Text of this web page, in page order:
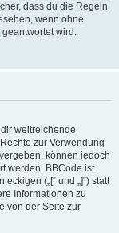
dass du die Regeln
wenn ohne
wird.
weitreichende
zur Verwendung
können jedoch
werden. BBCode ist
(„[“ und „]“) statt
Informationen zu
von der Seite zur